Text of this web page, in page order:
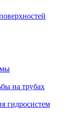
на трубах
гидросистем